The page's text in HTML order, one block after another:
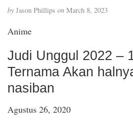
by Jason Phillips on March 8, 2023
Anime
Judi Unggul 2022 –
Ternama Akan
nasiban
Agustus 26, 2020